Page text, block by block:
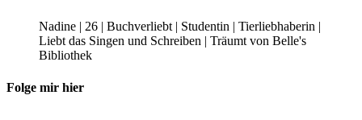
Nadine | 26 | Buchverliebt | Studentin | Tierliebhaberin |
Liebt das Singen und Schreiben | Träumt von Belle's
Bibliothek
Folge mir hier